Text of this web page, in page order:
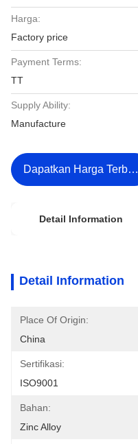
Harga:
Factory price
Payment Terms:
TT
Supply Ability:
Manufacture
Dapatkan Harga Terbaik
Detail Information
Detail Information
Place Of Origin:
China
Sertifikasi:
ISO9001
Bahan:
Zinc Alloy